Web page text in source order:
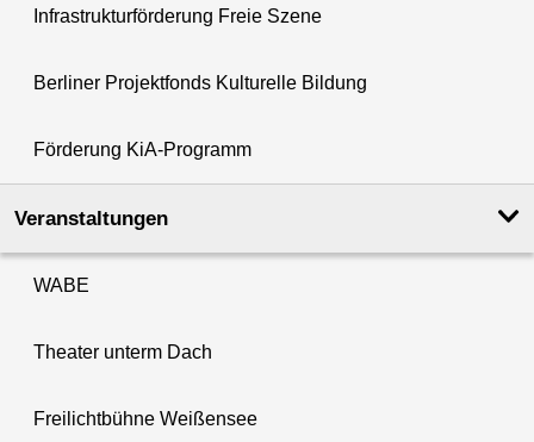
Infrastrukturförderung Freie Szene
Berliner Projektfonds Kulturelle Bildung
Förderung KiA-Programm
Veranstaltungen
WABE
Theater unterm Dach
Freilichtbühne Weißensee